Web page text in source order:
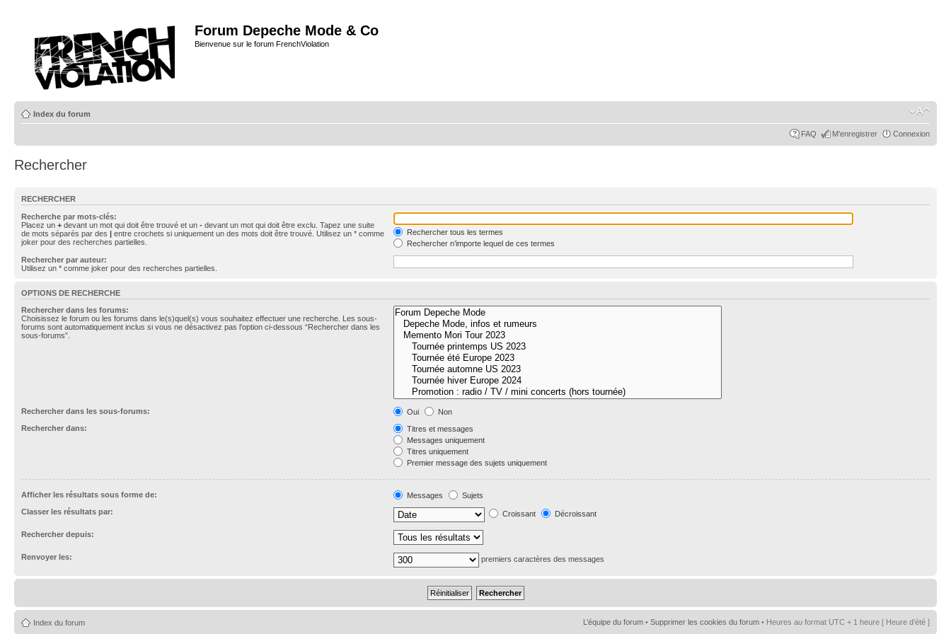
Forum Depeche Mode & Co
Bienvenue sur le forum FrenchViolation
Index du forum
FAQ M’enregistrer Connexion
Rechercher
RECHERCHER
Recherche par mots-clés:
Placez un + devant un mot qui doit être trouvé et un - devant un mot qui doit être exclu. Tapez une suite
de mots séparés par des | entre crochets si uniquement un des mots doit être trouvé. Utilisez un * comme
joker pour des recherches partielles.
Rechercher tous les termes
Rechercher n’importe lequel de ces termes
Rechercher par auteur:
Utilisez un * comme joker pour des recherches partielles.
OPTIONS DE RECHERCHE
Rechercher dans les forums:
Choisissez le forum ou les forums dans le(s)quel(s) vous souhaitez effectuer une recherche. Les sous-
forums sont automatiquement inclus si vous ne désactivez pas l’option ci-dessous “Rechercher dans les
sous-forums”.
Rechercher dans les sous-forums: Oui
Non
Rechercher dans:
Titres et messages
Messages uniquement
Titres uniquement
Premier message des sujets uniquement
Afficher les résultats sous forme de: Messages
Sujets
Classer les résultats par:
Croissant Décroissant
Rechercher depuis:
Renvoyer les: premiers caractères des messages
Index du forum L’équipe du forum • Supprimer les cookies du forum • Heures au format UTC + 1 heure [ Heure d’été ]